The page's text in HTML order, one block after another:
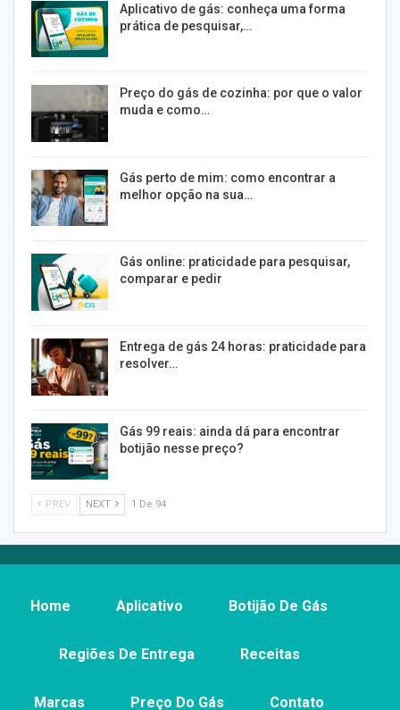
Aplicativo de gás: conheça uma forma
prática de pesquisar,…
Preço do gás de cozinha: por que o valor
muda e como…
Gás perto de mim: como encontrar a
melhor opção na sua…
Gás online: praticidade para pesquisar,
comparar e pedir
Entrega de gás 24 horas: praticidade para
resolver…
Gás 99 reais: ainda dá para encontrar
botijão nesse preço?
PREV NEXT 1 De 94
Home Aplicativo Botijão De Gás
Regiões De Entrega Receitas
Marcas Preço Do Gás Contato